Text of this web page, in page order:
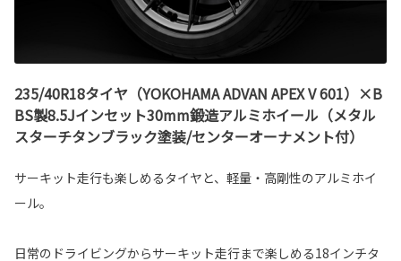
235/40R18タイヤ（YOKOHAMA ADVAN APEX V 601）×B
BS製8.5Jインセット30mm鍛造アルミホイール（メタル
スターチタンブラック塗装/センターオーナメント付）
サーキット走行も楽しめるタイヤと、軽量・高剛性のアルミホイ
ール。
日常のドライビングからサーキット走行まで楽しめる18インチタ